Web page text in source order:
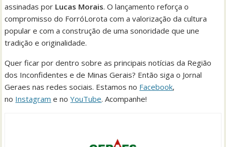
assinadas por Lucas Morais. O lançamento reforça o
compromisso do ForróLorota com a valorização da cultura
popular e com a construção de uma sonoridade que une
tradição e originalidade.
Quer ficar por dentro sobre as principais notícias da Região
dos Inconfidentes e de Minas Gerais? Então siga o Jornal
Geraes nas redes sociais. Estamos no Facebook,
no Instagram e noYouTube. Acompanhe!